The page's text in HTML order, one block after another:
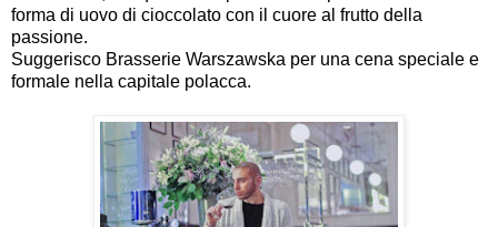
forma di uovo di cioccolato con il cuore al frutto della
passione.
Suggerisco Brasserie Warszawska per una cena speciale e
formale nella capitale polacca.